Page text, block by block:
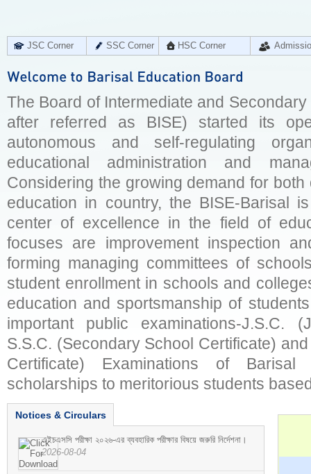
JSC Corner SSC Corner HSC Corner
The Board of Intermediate and
after referred as BISE) started its
autonomous and self-regulating
educational administration and
Considering the growing demand for
education in country, the BISE-Barisal
center of excellence in the field of
focuses are improvement inspection
forming managing committees of
student enrollment in schools and
education and sportsmanship of
important public examinations-J.S.C.
S.S.C. (Secondary School Certificate)
Certificate) Examinations of
scholarships to meritorious students
Notices & Circulars
এইচএসসি পরীক্ষা ২০২৬-এর ব্যবহারিক পরীক্ষার বিষয়ে জরুরি নির্দেশনা।
2026-08-04